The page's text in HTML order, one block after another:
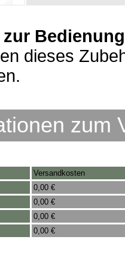
dieses
zum
Versandkosten
0,00 €
0,00 €
0,00 €
0,00 €